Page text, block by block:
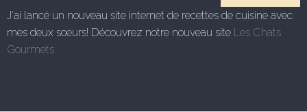
J'ai lancé un nouveau site internet de recettes de cuisine avec
mes deux soeurs! Découvrez notre nouveau site Les Chats
Gourmets